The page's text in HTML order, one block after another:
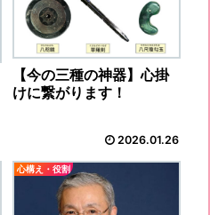
【今の三種の神器】心掛
けに繋がります！
2026.01.26
心構え・役割